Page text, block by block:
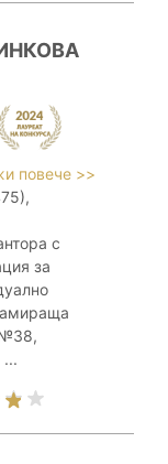
повече >>
с
за
№38,
...